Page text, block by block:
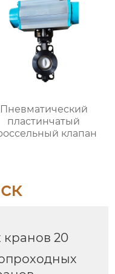
Пневматический
пластинчатый
клапан
20